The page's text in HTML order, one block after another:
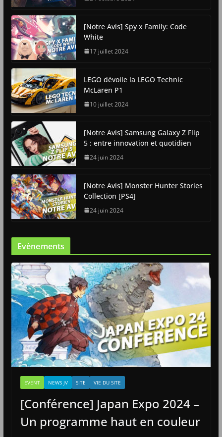
[Notre Avis] Spy x Family: Code
White
17 juillet 2024
LEGO dévoile la LEGO Technic
McLaren P1
10 juillet 2024
[Notre Avis] Samsung Galaxy Z Flip
5 : entre innovation et quotidien
24 juin 2024
[Notre Avis] Monster Hunter Stories
Collection [PS4]
24 juin 2024
Evènements
EVENT NEWS JV SITE VIE DU SITE
[Conférence] Japan Expo 2024 –
Un programme haut en couleur